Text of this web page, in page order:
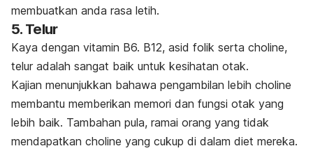
membuatkan anda rasa letih.
5. Telur
Kaya dengan vitamin B6. B12, asid folik serta choline,
telur adalah sangat baik untuk kesihatan otak.
Kajian menunjukkan bahawa pengambilan lebih choline
membantu memberikan memori dan fungsi otak yang
lebih baik. Tambahan pula, ramai orang yang tidak
mendapatkan choline yang cukup di dalam diet mereka.